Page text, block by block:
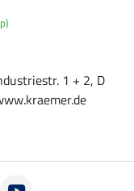
1 + 2, D